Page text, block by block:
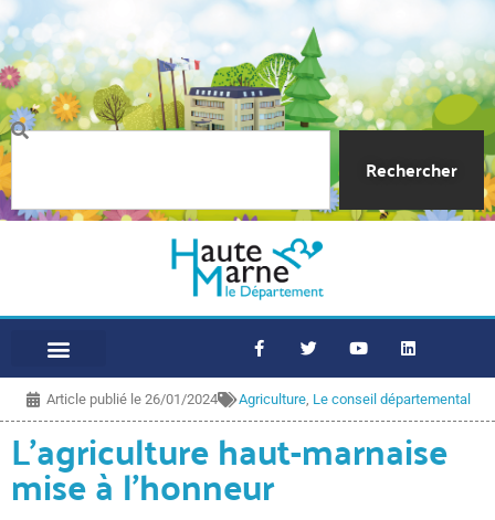
Rechercher
Article publié le 26/01/2024 Agriculture, Le conseil départemental
L’agriculture haut-marnaise
mise à l’honneur